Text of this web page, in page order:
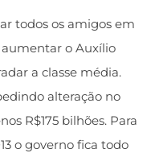
todos os amigos em
o Auxílio
a classe média.
alteração no
R$175 bilhões. Para
o governo fica todo